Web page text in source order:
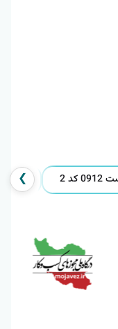
کد 2 لیست 0912❯